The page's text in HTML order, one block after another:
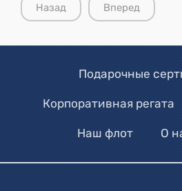
Назад Вперед
Подарочные
Корпоративная регата
Наш флот О